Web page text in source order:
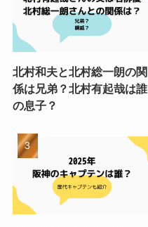
北村和夫と北村総一朗の関
係は兄弟？北村有起哉は誰
の息子？